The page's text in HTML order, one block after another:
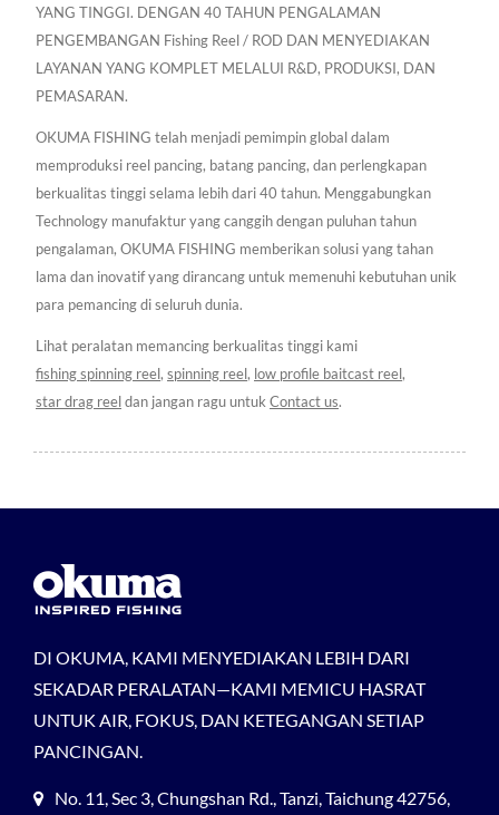
YANG TINGGI. DENGAN 40 TAHUN PENGALAMAN
PENGEMBANGAN Fishing Reel / ROD DAN MENYEDIAKAN
LAYANAN YANG KOMPLET MELALUI R&D, PRODUKSI, DAN
PEMASARAN.
OKUMA FISHING telah menjadi pemimpin global dalam
memproduksi reel pancing, batang pancing, dan perlengkapan
berkualitas tinggi selama lebih dari 40 tahun. Menggabungkan
Technology manufaktur yang canggih dengan puluhan tahun
pengalaman, OKUMA FISHING memberikan solusi yang tahan
lama dan inovatif yang dirancang untuk memenuhi kebutuhan unik
para pemancing di seluruh dunia.
Lihat peralatan memancing berkualitas tinggi kami
fishing spinning reel, spinning reel, low profile baitcast reel,
star drag reeldan jangan ragu untuk Contact us.
DI OKUMA, KAMI MENYEDIAKAN LEBIH DARI
SEKADAR PERALATAN—KAMI MEMICU HASRAT
UNTUK AIR, FOKUS, DAN KETEGANGAN SETIAP
PANCINGAN.
No. 11, Sec 3, Chungshan Rd., Tanzi, Taichung 42756,